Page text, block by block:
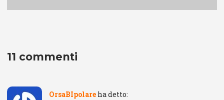
11 commenti
OrsaBIpolare ha detto: